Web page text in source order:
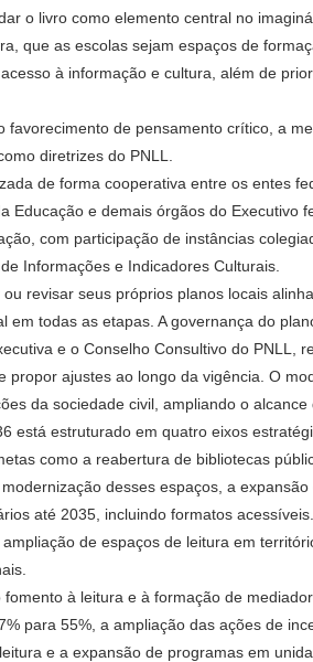
o livro como elemento central no
que as escolas sejam espaços de
à informação e cultura, além de
de pensamento crítico, a
diretrizes do PNLL.
de forma cooperativa entre os entes
Educação e demais órgãos do Executivo
com participação de instâncias
Informações e Indicadores Culturais.
revisar seus próprios planos locais
todas as etapas. A governança do
e o Conselho Consultivo do PNLL,
ajustes ao longo da vigência. O
da sociedade civil, ampliando o alcance
está estruturado em quatro eixos
como a reabertura de bibliotecas
desses espaços, a
até 2035, incluindo formatos
de espaços de leitura em
à leitura e à formação de
para 55%, a ampliação das ações de
e a expansão de programas em